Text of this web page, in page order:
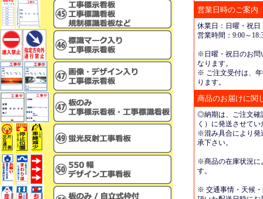
営業日時のご案内
休業日：日曜・祝日
営業時間：9:00～
※日曜・祝日のお問
なります。
※ ご注文受付は、
ります。
商品のお届けに関
◎納期は、ご注文確
く）に発送させて
※混み具合により発
承下さい。
※商品の在庫状況に
す。
※ 交通事情・天候